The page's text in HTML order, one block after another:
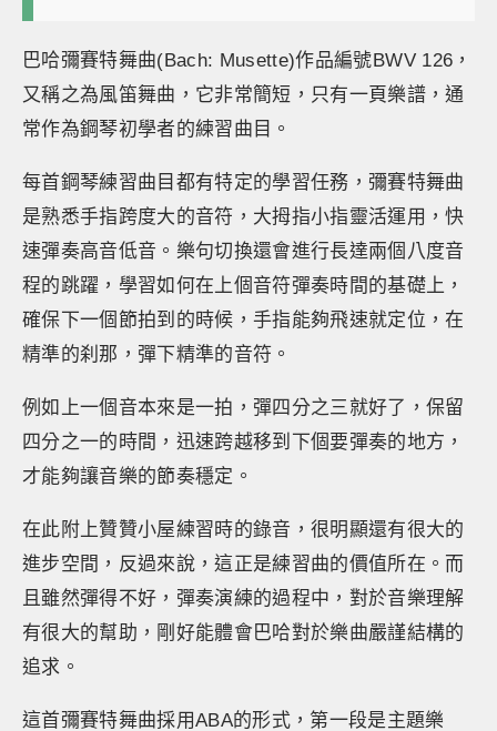
巴哈彌賽特舞曲(Bach: Musette)作品編號BWV 126，
又稱之為風笛舞曲，它非常簡短，只有一頁樂譜，通
常作為鋼琴初學者的練習曲目。
每首鋼琴練習曲目都有特定的學習任務，彌賽特舞曲
是熟悉手指跨度大的音符，大拇指小指靈活運用，快
速彈奏高音低音。樂句切換還會進行長達兩個八度音
程的跳躍，學習如何在上個音符彈奏時間的基礎上，
確保下一個節拍到的時候，手指能夠飛速就定位，在
精準的刹那，彈下精準的音符。
例如上一個音本來是一拍，彈四分之三就好了，保留
四分之一的時間，迅速跨越移到下個要彈奏的地方，
才能夠讓音樂的節奏穩定。
在此附上贊贊小屋練習時的錄音，很明顯還有很大的
進步空間，反過來說，這正是練習曲的價值所在。而
且雖然彈得不好，彈奏演練的過程中，對於音樂理解
有很大的幫助，剛好能體會巴哈對於樂曲嚴謹結構的
追求。
這首彌賽特舞曲採用ABA的形式，第一段是主題樂